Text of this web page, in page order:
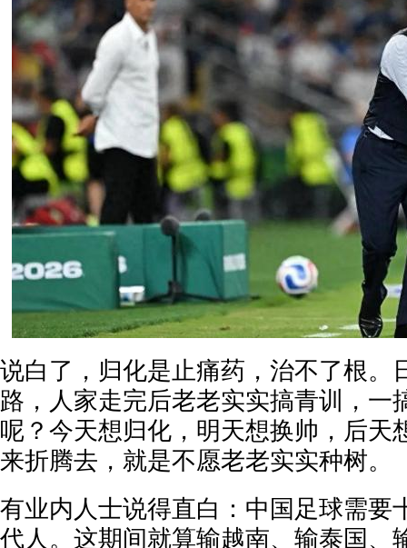
说白了，归化是止痛药，治不了根。
路，人家走完后老老实实搞青训，一
呢？今天想归化，明天想换帅，后天
来折腾去，就是不愿老老实实种树。
有业内人士说得直白：中国足球需要
代人。这期间就算输越南、输泰国、